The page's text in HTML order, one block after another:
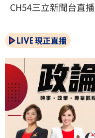
CH54三立新聞台直播
現正直播